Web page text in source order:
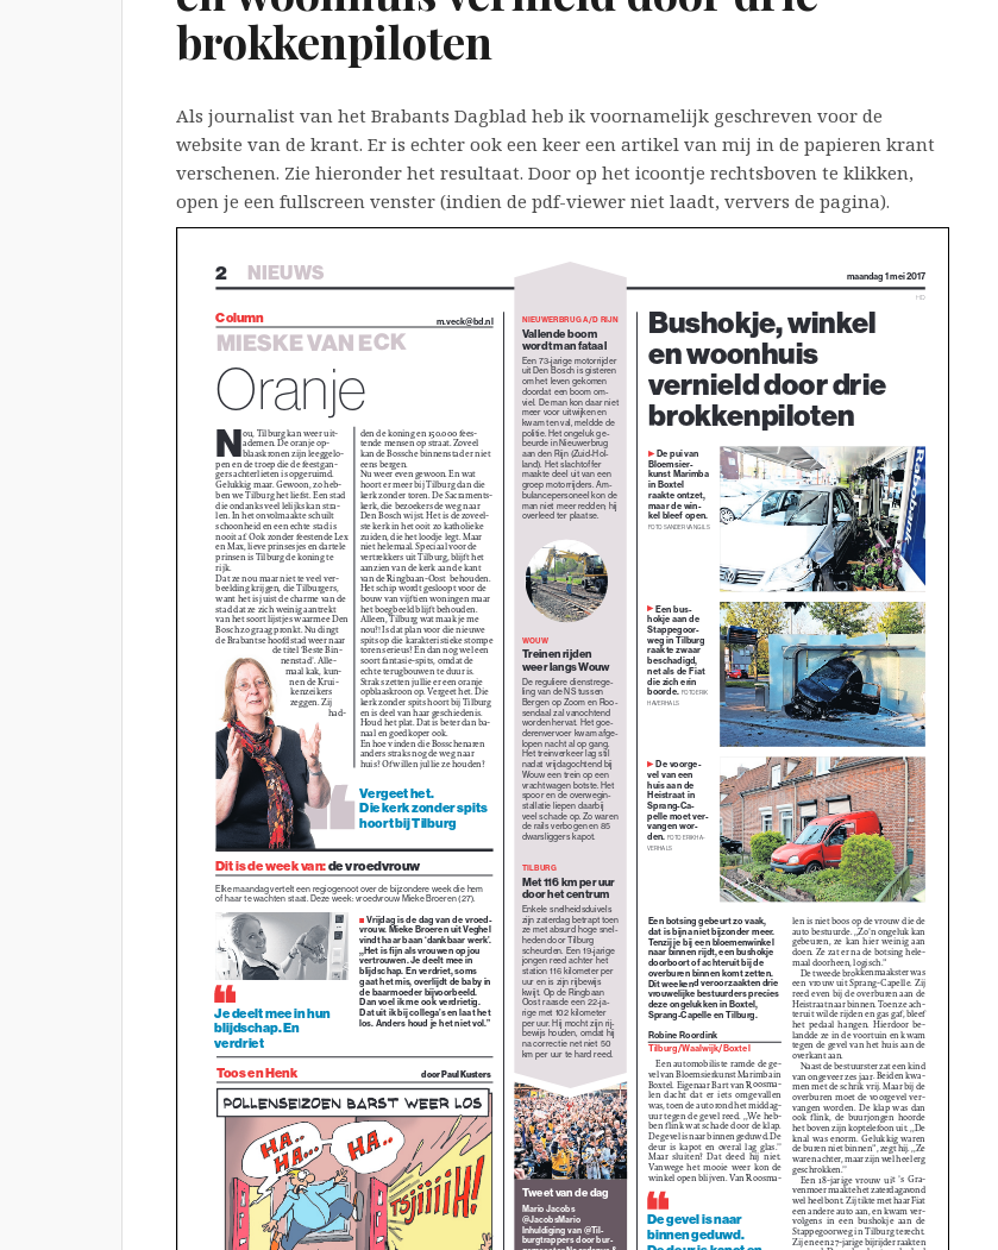
brokkenpiloten
Als journalist van het Brabants Dagblad heb ik voornamelijk geschreven voor de
website van de krant. Er is echter ook een keer een artikel van mij in de papieren krant
verschenen. Zie hieronder het resultaat. Door op het icoontje rechtsboven te klikken,
open je een fullscreen venster (indien de pdf-viewer niet laadt, ververs de pagina).